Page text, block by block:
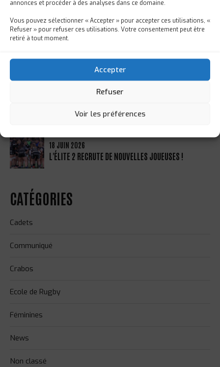
annonces et procéder à des analyses dans ce domaine.
Vous pouvez sélectionner « Accepter » pour accepter ces utilisations, «
Refuser » pour refuser ces utilisations. Votre consentement peut être
retiré à tout moment.
Accepter
Refuser
Voir les préférences
LOUANE PICHON !
LES MOINS DE 12 ANS EN VOYAGE DE FIN
PRÉPARATOIRE AUX INTERNATIONALS SERIES
18 JUIN 2026
L'ÉLITE 2 RECRUTE DE NOUVELLES JOUEUSES !
CATÉGORIES
Cadets
Communiqué
Crabos
Ecole de Rugby
Féminines
News
Non classé